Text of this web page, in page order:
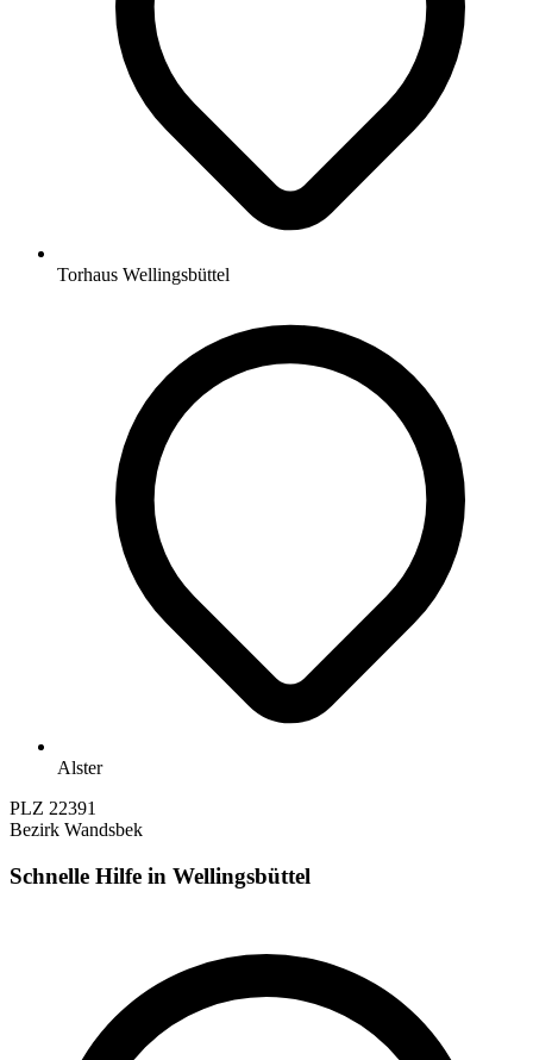
Torhaus Wellingsbüttel
Alster
PLZ 22391
Bezirk Wandsbek
Schnelle Hilfe in Wellingsbüttel